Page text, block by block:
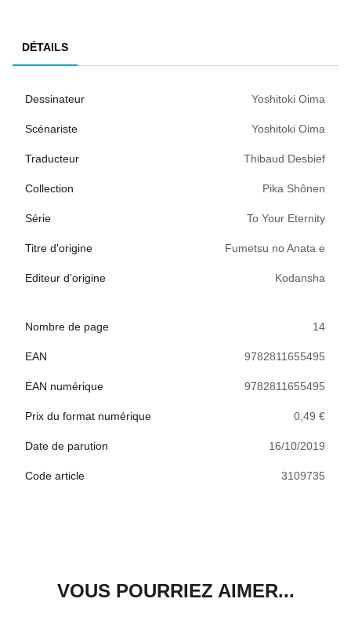
DÉTAILS
Dessinateur Yoshitoki Oima
Scénariste Yoshitoki Oima
Traducteur Thibaud Desbief
Collection Pika Shônen
Série To Your Eternity
Titre d'origine Fumetsu no Anata e
Editeur d'origine Kodansha
Nombre de page 14
EAN 9782811655495
EAN numérique 9782811655495
Prix du format numérique 0,49 €
Date de parution 16/10/2019
Code article 3109735
VOUS POURRIEZ AIMER...